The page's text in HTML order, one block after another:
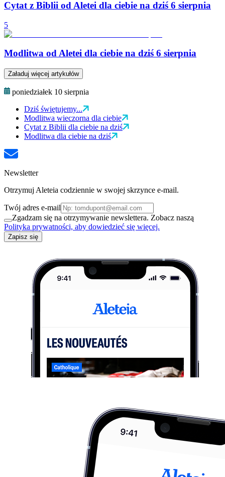
Cytat z Biblii od Aletei dla ciebie na dziś 6 sierpnia
5
Modlitwa od Aletei dla ciebie na dziś 6 sierpnia
Załaduj więcej artykułów
poniedziałek 10 sierpnia
Dziś świętujemy...
Modlitwa wieczorna dla ciebie
Cytat z Biblii dla ciebie na dziś
Modlitwa dla ciebie na dziś
Newsletter
Otrzymuj Aleteia codziennie w swojej skrzynce e-mail.
Twój adres e-mail
Zgadzam się na otrzymywanie newslettera. Zobacz naszą
Polityka prywatności, aby dowiedzieć się więcej.
Zapisz się